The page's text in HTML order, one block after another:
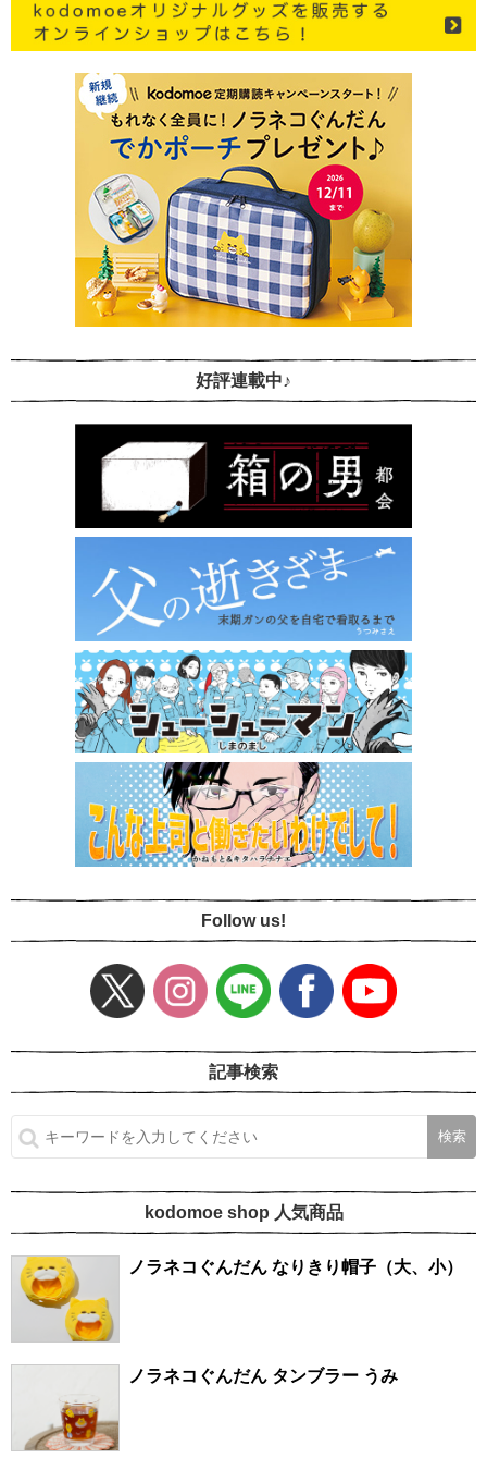
好評連載中♪
Follow us!
記事検索
kodomoe shop 人気商品
ノラネコぐんだん なりきり帽子（大、小）
ノラネコぐんだん タンブラー うみ